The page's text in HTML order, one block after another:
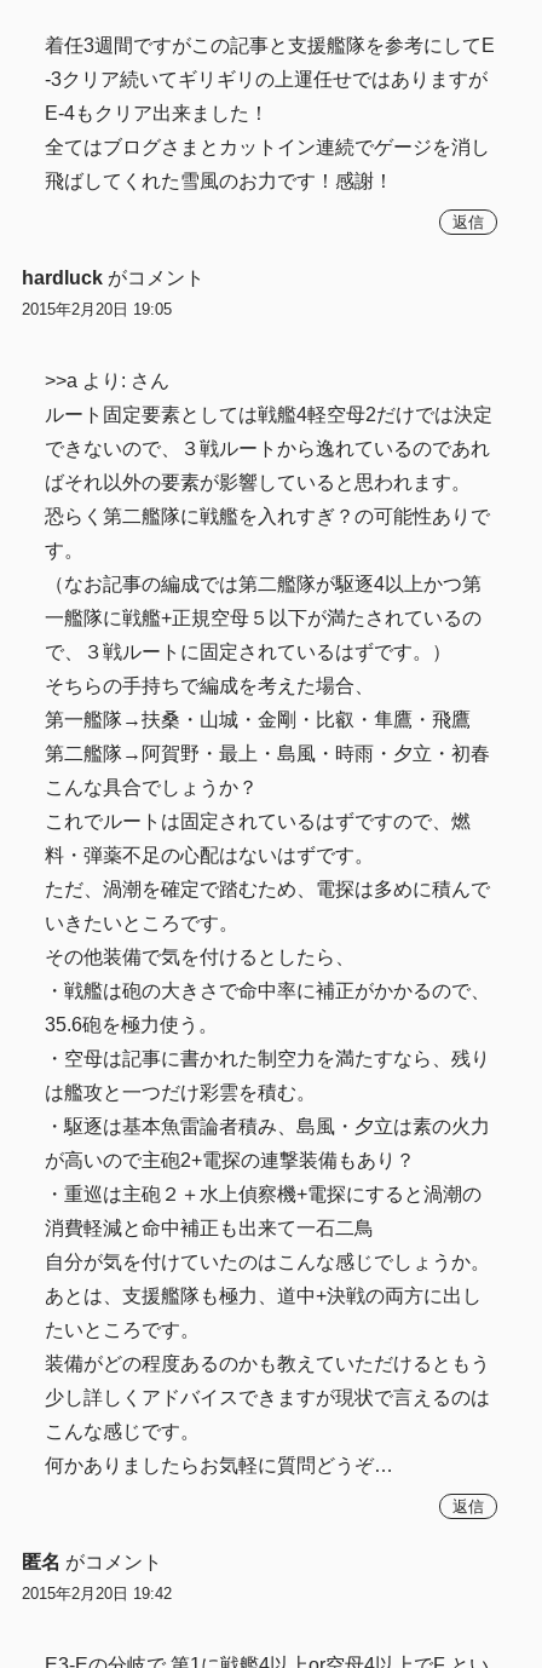
着任3週間ですがこの記事と支援艦隊を参考にしてE
-3クリア続いてギリギリの上運任せではありますが
E-4もクリア出来ました！
全てはブログさまとカットイン連続でゲージを消し
飛ばしてくれた雪風のお力です！感謝！
返信
hardluck がコメント
2015年2月20日 19:05
>>a より: さん
ルート固定要素としては戦艦4軽空母2だけでは決定
できないので、３戦ルートから逸れているのであれ
ばそれ以外の要素が影響していると思われます。
恐らく第二艦隊に戦艦を入れすぎ？の可能性ありで
す。
（なお記事の編成では第二艦隊が駆逐4以上かつ第
一艦隊に戦艦+正規空母５以下が満たされているの
で、３戦ルートに固定されているはずです。）
そちらの手持ちで編成を考えた場合、
第一艦隊→扶桑・山城・金剛・比叡・隼鷹・飛鷹
第二艦隊→阿賀野・最上・島風・時雨・夕立・初春
こんな具合でしょうか？
これでルートは固定されているはずですので、燃
料・弾薬不足の心配はないはずです。
ただ、渦潮を確定で踏むため、電探は多めに積んで
いきたいところです。
その他装備で気を付けるとしたら、
・戦艦は砲の大きさで命中率に補正がかかるので、
35.6砲を極力使う。
・空母は記事に書かれた制空力を満たすなら、残り
は艦攻と一つだけ彩雲を積む。
・駆逐は基本魚雷論者積み、島風・夕立は素の火力
が高いので主砲2+電探の連撃装備もあり？
・重巡は主砲２＋水上偵察機+電探にすると渦潮の
消費軽減と命中補正も出来て一石二鳥
自分が気を付けていたのはこんな感じでしょうか。
あとは、支援艦隊も極力、道中+決戦の両方に出し
たいところです。
装備がどの程度あるのかも教えていただけるともう
少し詳しくアドバイスできますが現状で言えるのは
こんな感じです。
何かありましたらお気軽に質問どうぞ…
返信
匿名 がコメント
2015年2月20日 19:42